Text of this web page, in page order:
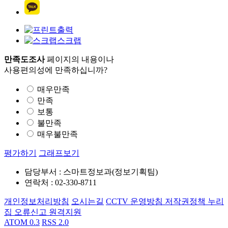
출력
스크랩
만족도조사페이지의 내용이나
사용편의성에 만족하십니까?
매우만족
만족
보통
불만족
매우불만족
평가하기 그래프보기
담당부서 : 스마트정보과(정보기획팀)
연락처 : 02-330-8711
개인정보처리방침 오시는길 CCTV 운영방침 저작권정책 누리
집 오류신고 원격지원
ATOM 0.3 RSS 2.0